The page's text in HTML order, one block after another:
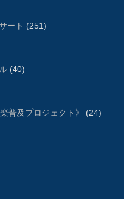
ート (251)
(40)
普及プロジェクト》
(24)